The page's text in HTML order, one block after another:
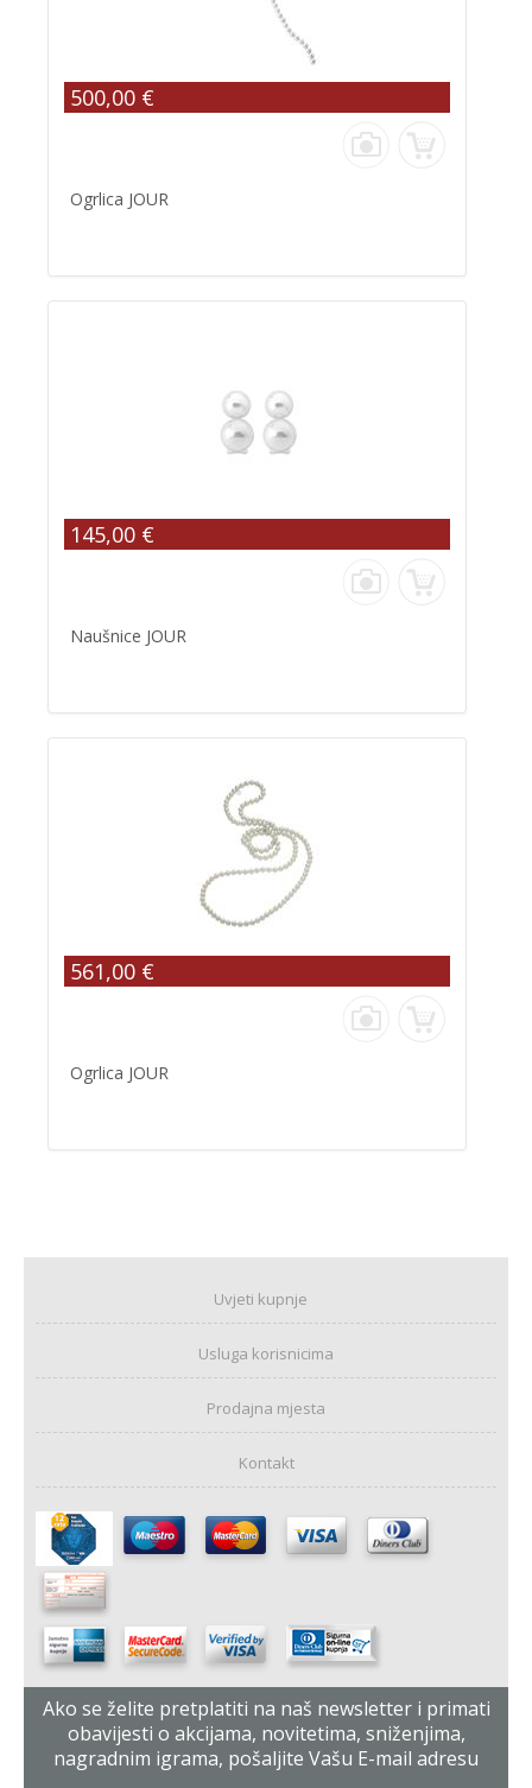
500,00 €
Ogrlica JOUR
145,00 €
Naušnice JOUR
561,00 €
Ogrlica JOUR
Uvjeti kupnje
Usluga korisnicima
Prodajna mjesta
Kontakt
Ako se želite pretplatiti na naš newsletter i primati
obavijesti o akcijama, novitetima, sniženjima,
nagradnim igrama, pošaljite Vašu E-mail adresu